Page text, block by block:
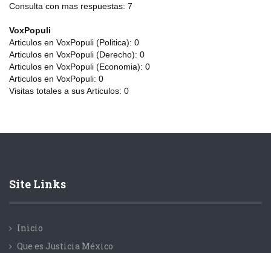
Consulta con mas respuestas: 7
VoxPopuli
Articulos en VoxPopuli (Politica): 0
Articulos en VoxPopuli (Derecho): 0
Articulos en VoxPopuli (Economia): 0
Articulos en VoxPopuli: 0
Visitas totales a sus Articulos: 0
Site Links
Inicio
Que es Justicia México